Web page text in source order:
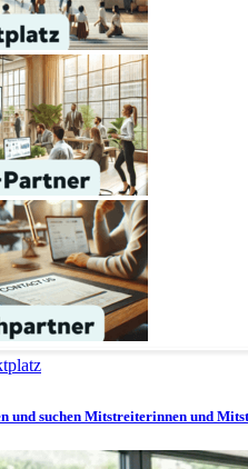
und suchen Mitstreiterinnen und